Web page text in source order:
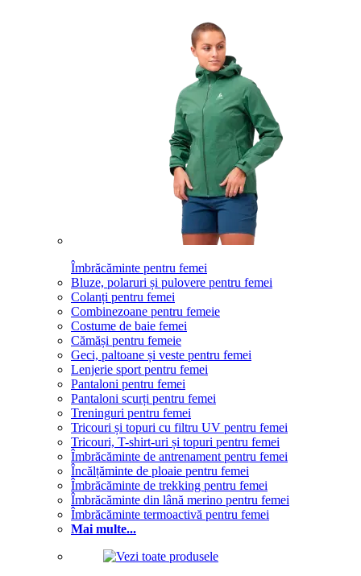
Îmbrăcăminte pentru femei
Bluze, polaruri și pulovere pentru femei
Colanți pentru femei
Combinezoane pentru femeie
Costume de baie femei
Cămăși pentru femeie
Geci, paltoane și veste pentru femei
Lenjerie sport pentru femei
Pantaloni pentru femei
Pantaloni scurți pentru femei
Treninguri pentru femei
Tricouri și topuri cu filtru UV pentru femei
Tricouri, T-shirt-uri și topuri pentru femei
Îmbrăcăminte de antrenament pentru femei
Încălțăminte de ploaie pentru femei
Îmbrăcăminte de trekking pentru femei
Îmbrăcăminte din lână merino pentru femei
Îmbrăcăminte termoactivă pentru femei
Mai multe...